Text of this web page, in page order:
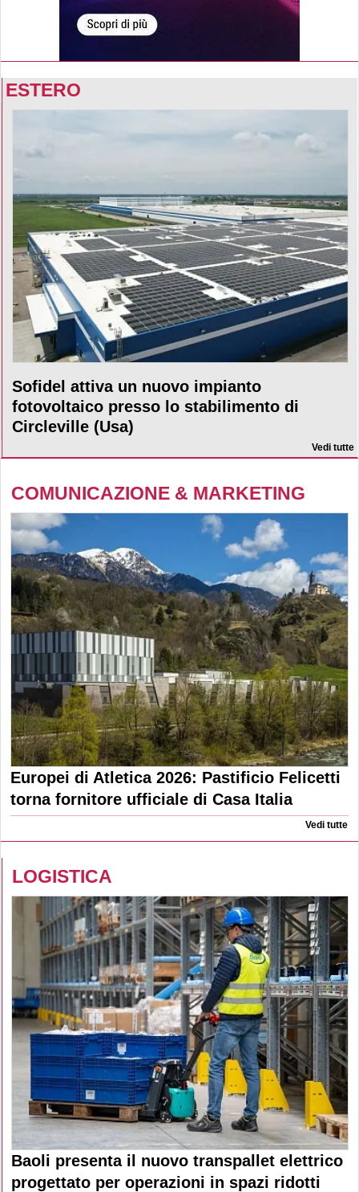
ESTERO
Sofidel attiva un nuovo impianto
fotovoltaico presso lo stabilimento di
Circleville (Usa)
Vedi tutte
COMUNICAZIONE & MARKETING
Europei di Atletica 2026: Pastificio Felicetti
torna fornitore ufficiale di Casa Italia
Vedi tutte
LOGISTICA
Baoli presenta il nuovo transpallet elettrico
progettato per operazioni in spazi ridotti